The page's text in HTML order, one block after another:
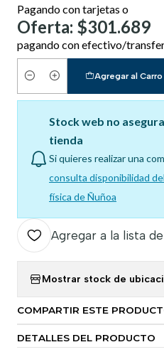
Pagando con tarjetas o
Oferta: $301.689
pagando con efectivo/
Cantidad
Agregar al Carro
Stock web no
tienda
Si quieres realizar una
consulta disponibilidad
física de Ñuñoa
Agregar a la lista
Mostrar stock de
COMPARTIR ESTE
DETALLES DEL PRODUCTO